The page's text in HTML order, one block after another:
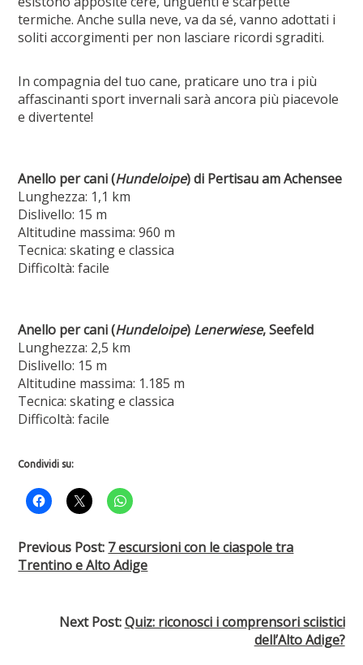
termiche. Anche sulla neve, va da sé, vanno adottati i
soliti accorgimenti per non lasciare ricordi sgraditi.
In compagnia del tuo cane, praticare uno tra i più
affascinanti sport invernali sarà ancora più piacevole
e divertente!
Anello per cani (Hundeloipe) di Pertisau am Achensee
Lunghezza: 1,1 km
Dislivello: 15 m
Altitudine massima: 960 m
Tecnica: skating e classica
Difficoltà: facile
Anello per cani (Hundeloipe) Lenerwiese, Seefeld
Lunghezza: 2,5 km
Dislivello: 15 m
Altitudine massima: 1.185 m
Tecnica: skating e classica
Difficoltà: facile
Condividi su:
Previous Post: 7 escursioni con le ciaspole tra
Trentino e Alto Adige
Next Post:Quiz: riconosci i comprensori sciistici
dell’Alto Adige?